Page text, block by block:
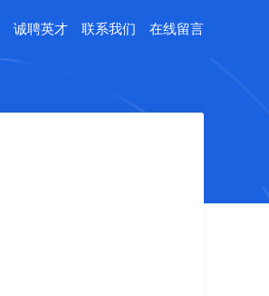
诚聘英才 联系我们 在线留言